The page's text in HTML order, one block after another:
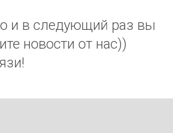
и в следующий раз вы
новости от нас))